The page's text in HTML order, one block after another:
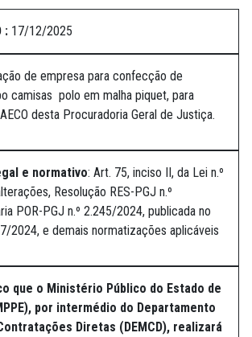
: 17/12/2025
de empresa para confecção de
camisas polo em malha piquet, para
desta Procuradoria Geral de Justiça.
e normativo: Art. 75, inciso II, da Lei n.º
Resolução RES-PGJ n.º
POR-PGJ n.º 2.245/2024, publicada no
2024, e demais normatizações aplicáveis
que o Ministério Público do Estado de
por intermédio do Departamento
Diretas (DEMCD), realizará